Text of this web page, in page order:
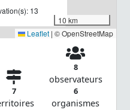
13
10 km
Leaflet | © OpenStreetMap
7
8
observateurs
6
organismes